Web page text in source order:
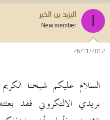
اليزيد بن الخير
New member
26/11/2012
السلام عليكم شيخنا
بريدي الالتكروني فقد